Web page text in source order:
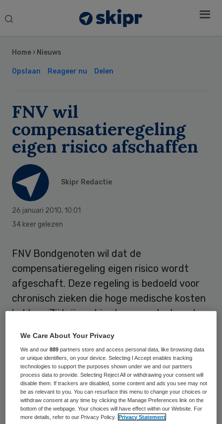
Search
Home › Nieuws
Opslaan Reageer nu Delen
FNV wil
compensatieregeling
eigen risico afschaffen
Skipr Redactie
26 januari 2010, 10:01
34 keer gelezen
FNV Bondgenoten wil dat de
compensatieregeling eigen risico wordt
afgeschaft. Deze regeling is bedoeld voor
chronisch zieken die hoge medische kosten
hebben. Zij krijgen hierdoor een deel van hun
begrijpen voor een normaal mens”, stelt FNV
Bondgenoten.
Financiële straf
De bond heeft honderd klachten ontvangen
Sidebar
We Care About Your Privacy
We and our889 partners store and access personal data, like browsing data
or unique identifiers, on your device. Selecting I Accept enables tracking
technologies to support the purposes shown under we and our partners
process data to provide. Selecting Reject All or withdrawing your consent will
disable them. If trackers are disabled, some content and ads you see may not
be as relevant to you. You can resurface this menu to change your choices or
withdraw consent at any time by clicking the Manage Preferences link on the
bottom of the webpage. Your choices will have effect within our Website. For
more details, refer to our Privacy Policy.
Privacy Statement